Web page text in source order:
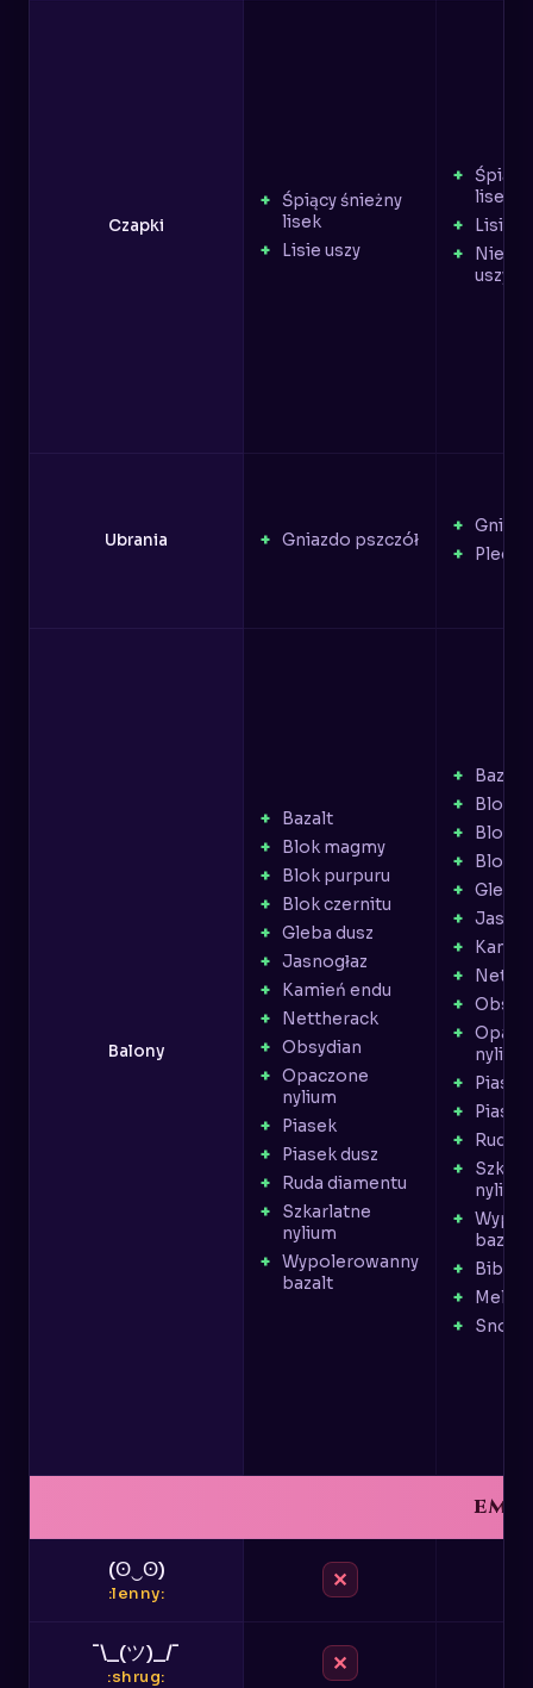
Czapki
Śpiący śnieżny
lisek
Lisie uszy
Śpiący
lisek
Lisie
uszy
Ubrania Gniazdo pszczół
Plecak
Balony
Bazalt
Blok magmy
Blok purpuru
Blok czernitu
Gleba dusz
Jasnogłaz
Kamień endu
Nettherack
Obsydian
Opaczone
nylium
Piasek
Piasek dusz
Ruda diamentu
Szkarlatne
nylium
Wypolerowanny
bazalt
Bazalt
Blok
Blok
Blok
Gleba
nylium
Piasek
Ruda
nylium
bazalt
Melon
Snop
(ʘ‿ʘ)
:lenny:
✕
¯\_(ツ)_/¯
:shrug:
✕